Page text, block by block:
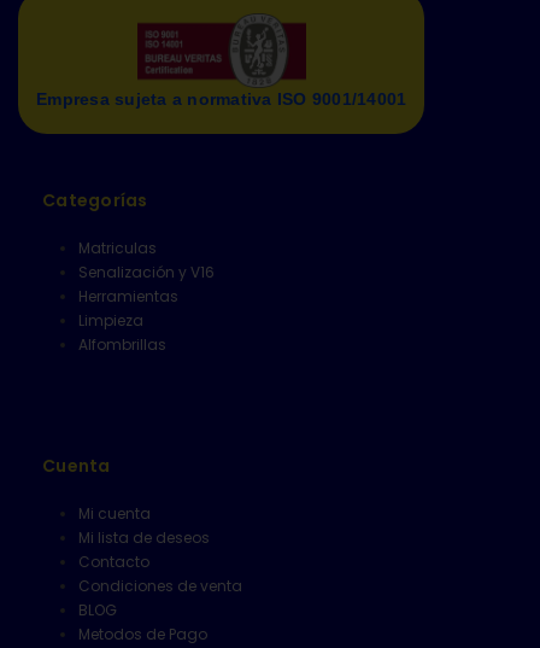
Empresa sujeta a normativa ISO 9001/14001
Categorías
Matriculas
Senalización y V16
Herramientas
Limpieza
Alfombrillas
Cuenta
Mi cuenta
Mi lista de deseos
Contacto
Condiciones de venta
BLOG
Metodos de Pago